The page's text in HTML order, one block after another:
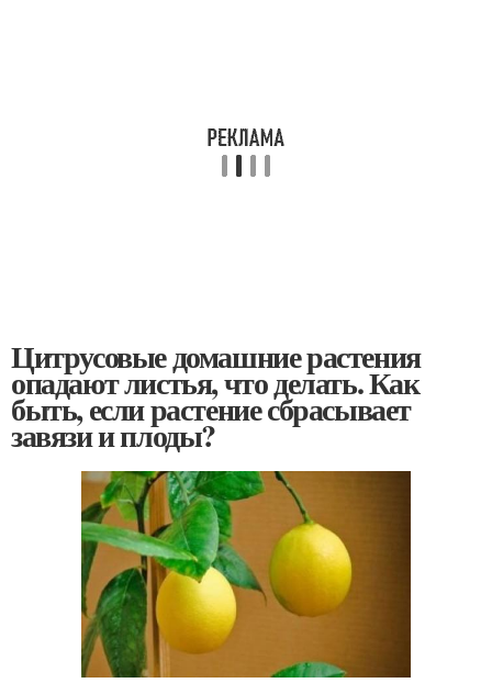
Цитрусовые домашние растения
опадают листья, что делать. Как
быть, если растение сбрасывает
завязи и плоды?